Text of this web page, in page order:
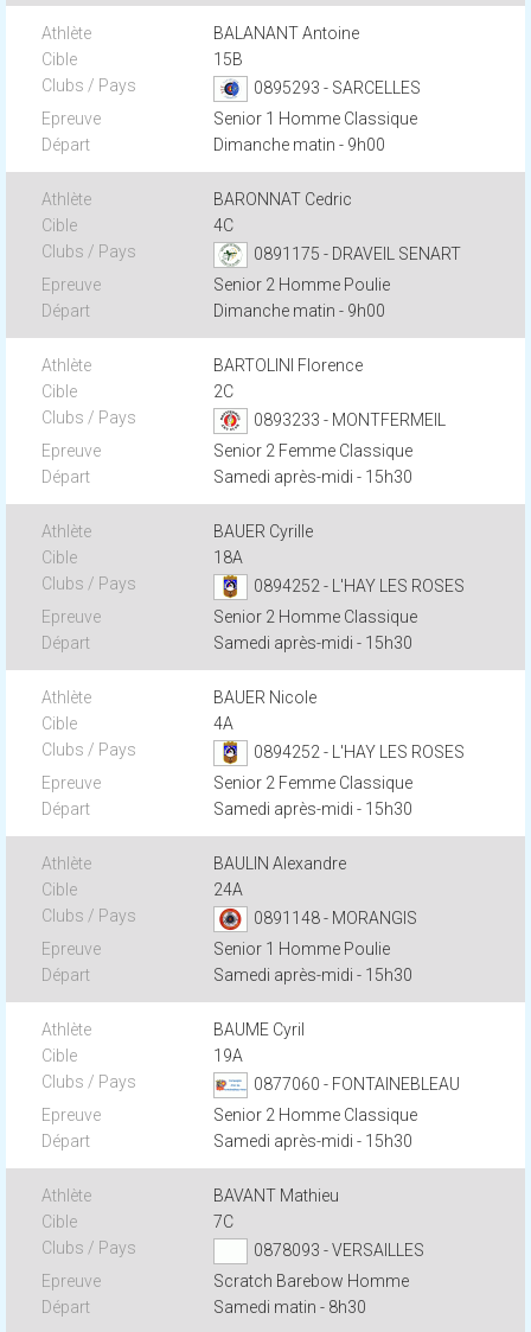
BALANANT Antoine
15B
0895293 - SARCELLES
Senior 1 Homme Classique
Dimanche matin - 9h00
BARONNAT Cedric
4C
0891175 - DRAVEIL SENART
Senior 2 Homme Poulie
Dimanche matin - 9h00
BARTOLINI Florence
2C
0893233 - MONTFERMEIL
Senior 2 Femme Classique
Samedi après-midi - 15h30
BAUER Cyrille
18A
0894252 - L'HAY LES ROSES
Senior 2 Homme Classique
Samedi après-midi - 15h30
BAUER Nicole
4A
0894252 - L'HAY LES ROSES
Senior 2 Femme Classique
Samedi après-midi - 15h30
BAULIN Alexandre
24A
0891148 - MORANGIS
Senior 1 Homme Poulie
Samedi après-midi - 15h30
BAUME Cyril
19A
0877060 - FONTAINEBLEAU
Senior 2 Homme Classique
Samedi après-midi - 15h30
BAVANT Mathieu
7C
0878093 - VERSAILLES
Scratch Barebow Homme
Samedi matin - 8h30